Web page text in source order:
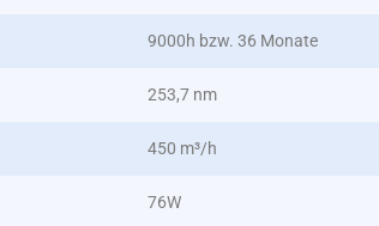
9000h bzw. 36 Monate
253,7 nm
450 m³/h
76W